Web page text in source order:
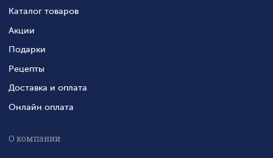
Каталог товаров
Акции
Подарки
Рецепты
Доставка и оплата
Онлайн оплата
О компании